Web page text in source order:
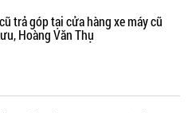
trả góp tại cửa hàng xe máy cũ
Hoàng Văn Thụ